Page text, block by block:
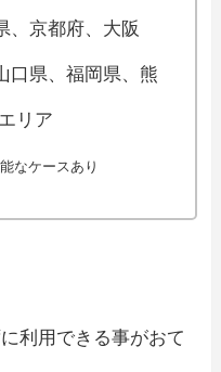
、京都府、大阪
口県、福岡県、熊
リア
なケースあり
利用できる事がおて